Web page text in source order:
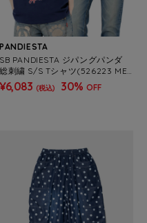
PANDIESTA
SB PANDIESTA ジパングパンダ
総刺繍 S/S Tシャツ(526223 ME
NS/WOMENS）
¥6,083 (税込) 30% OFF